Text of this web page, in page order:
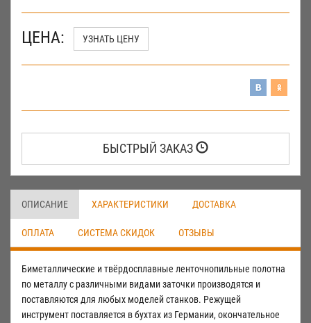
ЦЕНА: УЗНАТЬ ЦЕНУ
БЫСТРЫЙ ЗАКАЗ
ОПИСАНИЕ ХАРАКТЕРИСТИКИ ДОСТАВКА
ОПЛАТА СИСТЕМА СКИДОК ОТЗЫВЫ
Биметаллические и твёрдосплавные ленточнопильные полотна
по металлу с различными видами заточки производятся и
поставляются для любых моделей станков. Режущей
инструмент поставляется в бухтах из Германии, окончательное